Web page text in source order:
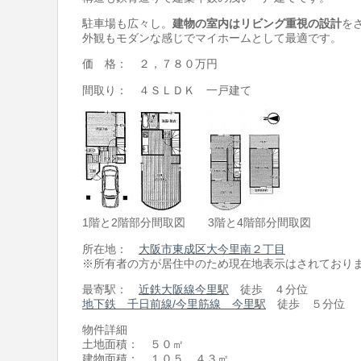
駐車場も広々し。 建物の室内はリビング重視の設計を
外観もモダンな感じでマイホームとして最適です。
価 格： ２，７８０万円
間取り： ４ＳＬＤＫ 一戸建て
1階と2階部分間取図 3階と4階部分間取図
所在地： 大阪市東成区大今里南２丁目
※所有者の方が居住中のため現在地表示はされておりま
最寄駅： 近鉄大阪線今里駅 徒歩 ４分位
地下鉄 千日前線/今里筋線 今里駅 徒歩 ５分位
物件詳細
土地面積： ５０㎡